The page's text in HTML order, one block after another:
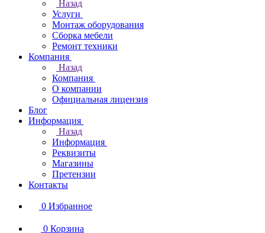
Назад
Услуги
Монтаж оборудования
Сборка мебели
Ремонт техники
Компания
Назад
Компания
О компании
Официальная лицензия
Блог
Информация
Назад
Информация
Реквизиты
Магазины
Претензии
Контакты
0 Избранное
0 Корзина